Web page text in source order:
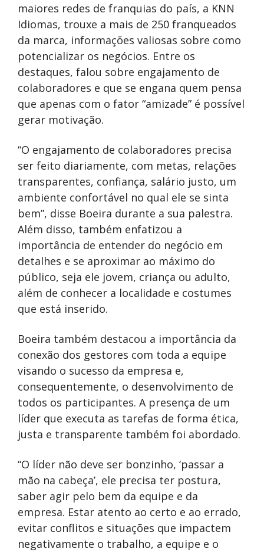
maiores redes de franquias do país, a KNN
Idiomas, trouxe a mais de 250 franqueados
da marca, informações valiosas sobre como
potencializar os negócios. Entre os
destaques, falou sobre engajamento de
colaboradores e que se engana quem pensa
que apenas com o fator “amizade” é possível
gerar motivação.
“O engajamento de colaboradores precisa
ser feito diariamente, com metas, relações
transparentes, confiança, salário justo, um
ambiente confortável no qual ele se sinta
bem”, disse Boeira durante a sua palestra.
Além disso, também enfatizou a
importância de entender do negócio em
detalhes e se aproximar ao máximo do
público, seja ele jovem, criança ou adulto,
além de conhecer a localidade e costumes
que está inserido.
Boeira também destacou a importância da
conexão dos gestores com toda a equipe
visando o sucesso da empresa e,
consequentemente, o desenvolvimento de
todos os participantes. A presença de um
líder que executa as tarefas de forma ética,
justa e transparente também foi abordado.
“O líder não deve ser bonzinho, ‘passar a
mão na cabeça’, ele precisa ter postura,
saber agir pelo bem da equipe e da
empresa. Estar atento ao certo e ao errado,
evitar conflitos e situações que impactem
negativamente o trabalho, a equipe e o